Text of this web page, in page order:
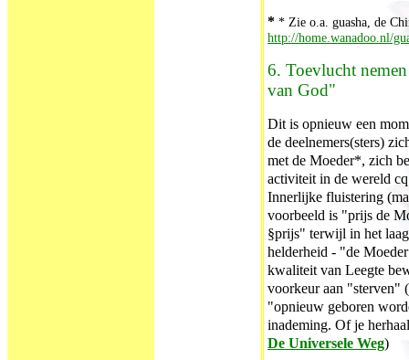
* * Zie o.a. guasha, de
http://home.wanadoo.nl/
6. Toevlucht
van God"
Dit is opnieuw een
de deelnemers(sters)
met de Moeder*, zich
activiteit in de wereld
Innerlijke fluistering
voorbeeld is "prijs de
§prijs" terwijl in het
helderheid - "de
kwaliteit van Leegte
voorkeur aan "sterven"
"opnieuw geboren
inademing. Of je
De Universele Weg)